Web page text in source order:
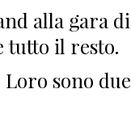
alla gara di
tutto il resto.
sono due